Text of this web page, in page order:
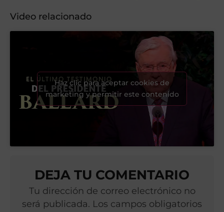
Video relacionado
Haz clic para aceptar cookies de
marketing y permitir este contenido
DEJA TU COMENTARIO
Tu dirección de correo electrónico no
será publicada. Los campos obligatorios